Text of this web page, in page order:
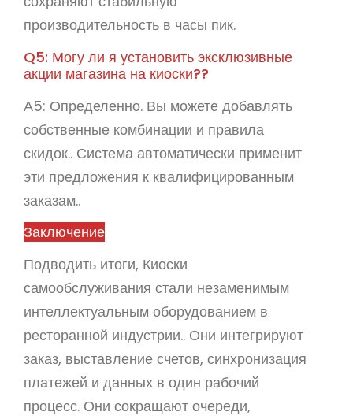
производительность в часы пик.
Q5: Могу ли я установить эксклюзивные
акции магазина на киоски??
А5: Определенно. Вы можете добавлять
собственные комбинации и правила
скидок.. Система автоматически применит
эти предложения к квалифицированным
заказам..
Заключение
Подводить итоги, Киоски
самообслуживания стали незаменимым
интеллектуальным оборудованием в
ресторанной индустрии.. Они интегрируют
заказ, выставление счетов, синхронизация
платежей и данных в один рабочий
процесс. Они сокращают очереди,